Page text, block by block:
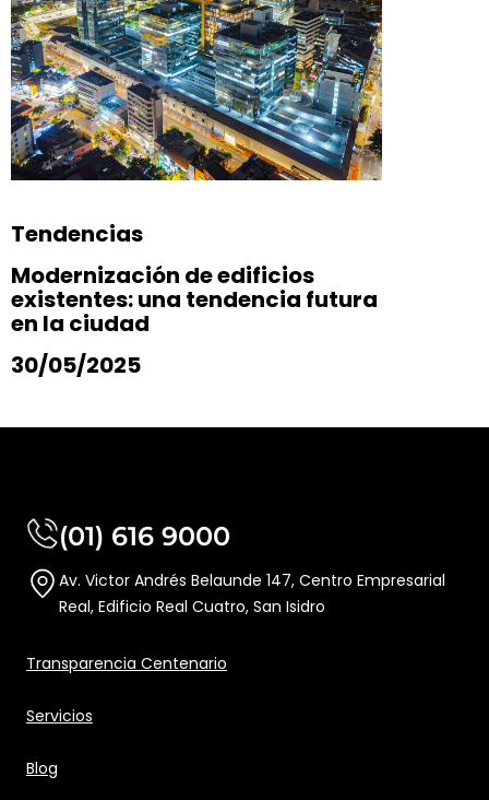
Tendencias
Modernización de edificios
existentes: una tendencia futura
en la ciudad
30/05/2025
(01) 616 9000
Av. Victor Andrés Belaunde 147, Centro Empresarial
Real, Edificio Real Cuatro, San Isidro
Transparencia Centenario
Servicios
Blog